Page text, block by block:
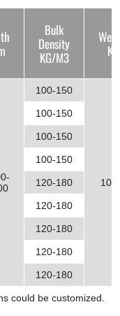
Bulk
Density
KG/M3 KG
100-150
10-
100-150
100-150
100-150
120-180
120-180
120-180
120-180
120-180
could be customized.